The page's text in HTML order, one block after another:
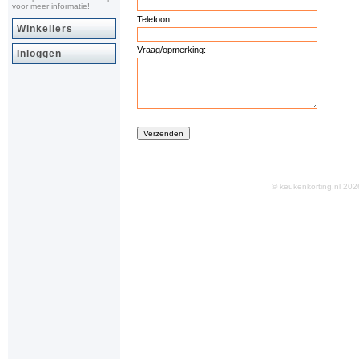
voor meer informatie!
Winkeliers
Inloggen
Telefoon:
Vraag/opmerking:
© keukenkorting.nl